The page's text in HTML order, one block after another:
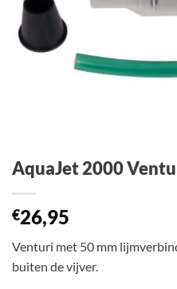
AquaJet 2000
€26,95
Venturi met 50 mm
buiten de vijver.